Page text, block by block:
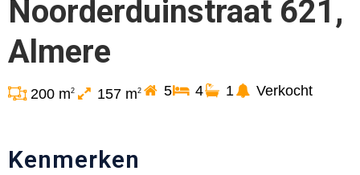
Noorderduinstraat 621,
Almere
200 m2 157 m2 5 4 1 Verkocht
Kenmerken